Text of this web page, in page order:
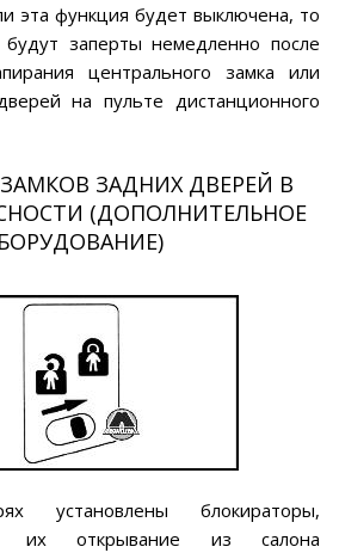
эта функция будет выключена, то
заперты немедленно после
центрального замка или
на пульте дистанционного
ЗАДНИХ ДВЕРЕЙ В
(ДОПОЛНИТЕЛЬНОЕ
установлены блокираторы,
их открывание из салона